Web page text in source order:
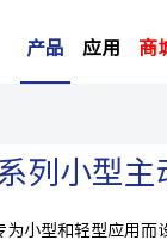
产品 应用 商
列小型主
为小型和轻型应用而